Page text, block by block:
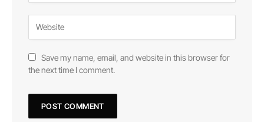
Save my name, email, and website in this browser for
the next time I comment.